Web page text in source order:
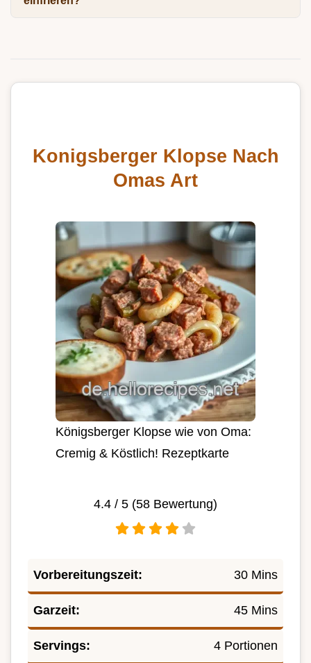
Konigsberger Klopse Nach
Omas Art
Königsberger Klopse wie von Oma:
Cremig & Köstlich! Rezeptkarte
4.4 / 5 (58 Bewertung)
Vorbereitungszeit: 30 Mins
Garzeit: 45 Mins
Servings: 4 Portionen